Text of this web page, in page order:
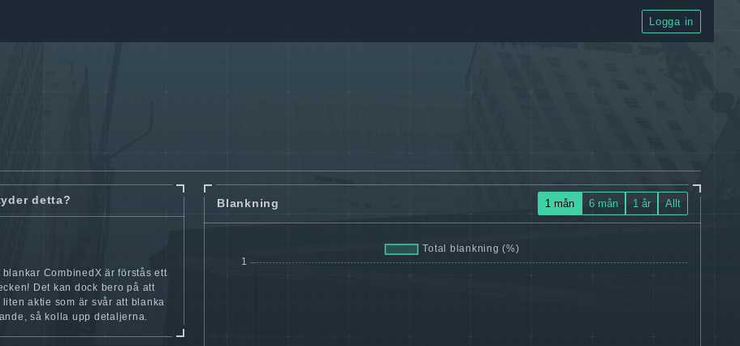
Logga in
detta?
blankar CombinedX är förstås ett
Det kan dock bero på att
liten aktie som är svår att blanka
så kolla upp detaljerna.
Blankning 1 mån 6 mån 1 år Allt